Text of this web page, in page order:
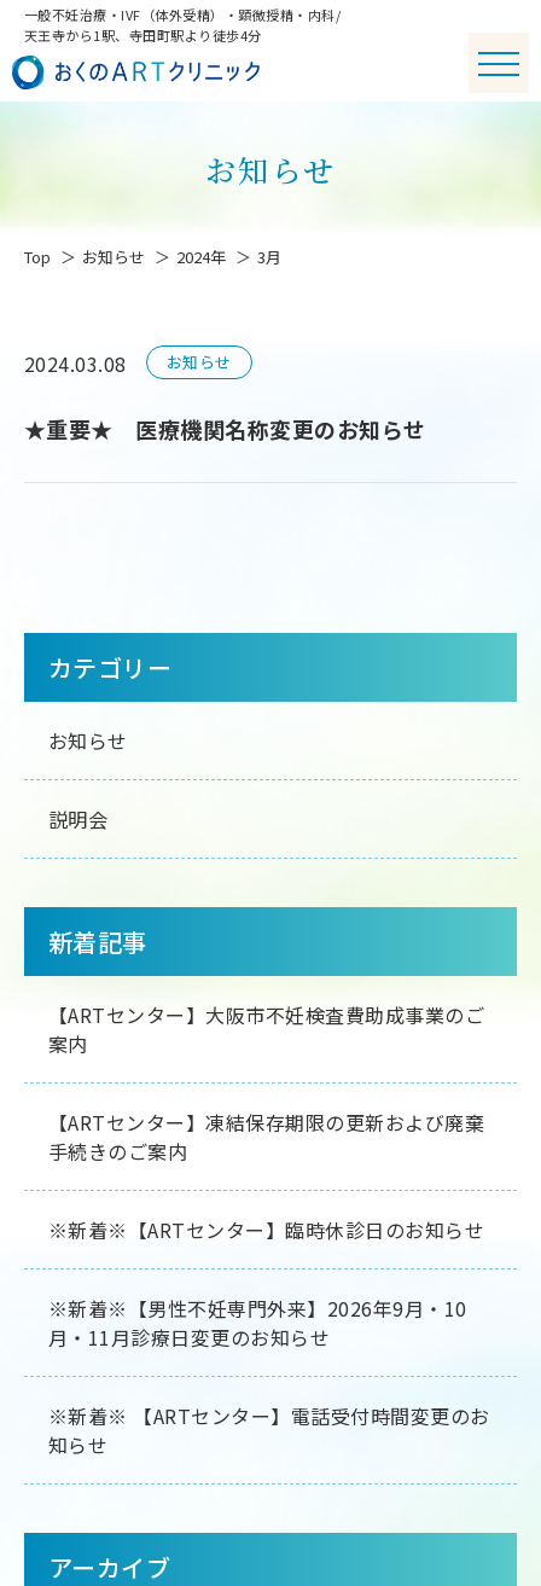
一般不妊治療・IVF（体外受精）・顕微授精・内科/
天王寺から1駅、寺田町駅より徒歩4分
お知らせ
Top お知らせ 2024年 3月
2024.03.08 お知らせ
★重要★ 医療機関名称変更のお知らせ
サ
イ
ド
メ
ュ
ー
カテゴリー
お知らせ
説明会
新着記事
【ARTセンター】大阪市不妊検査費助成事業のご
案内
【ARTセンター】凍結保存期限の更新および廃棄
手続きのご案内
※新着※【ARTセンター】臨時休診日のお知らせ
※新着※【男性不妊専門外来】2026年9月・10
月・11月診療日変更のお知らせ
※新着※ 【ARTセンター】電話受付時間変更のお
知らせ
アーカイブ